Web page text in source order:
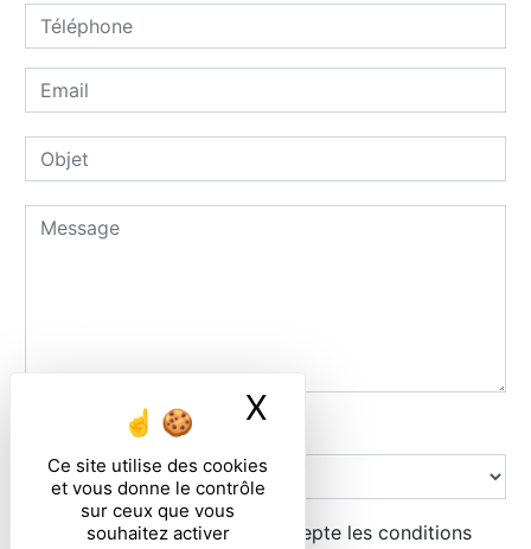
Ce site utilise des cookies
et vous donne le contrôle
sur ceux que vous
souhaitez activer
X
Combien font huit plus zero
En cochant cette case, j'accepte les conditions